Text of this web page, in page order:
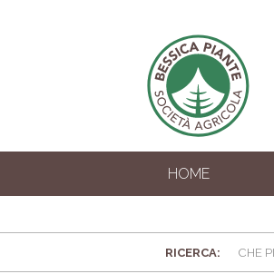
HOME
RICERCA: